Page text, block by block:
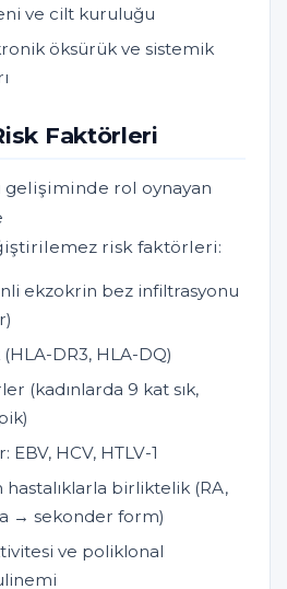
ve cilt kuruluğu
öksürük ve sistemik
Faktörleri
gelişiminde rol oynayan
risk faktörleri:
ekzokrin bez infiltrasyonu
DR3, HLA-DQ)
(kadınlarda 9 kat sık,
HCV, HTLV-1
birliktelik (RA,
→ sekonder form)
ve poliklonal